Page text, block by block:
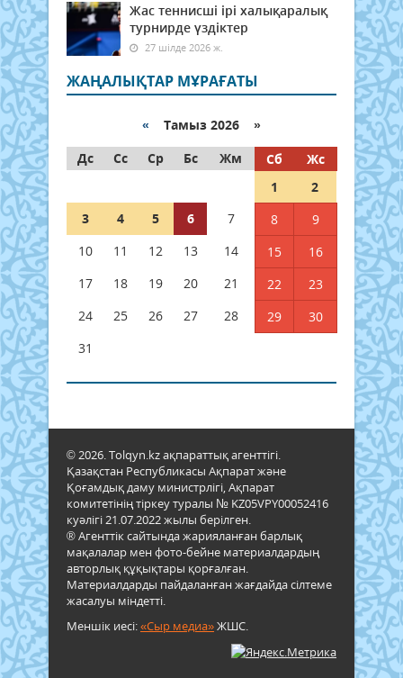
Жас теннисші ірі халықаралық
турнирде үздіктер
27 шілде 2026 ж.
ЖАҢАЛЫҚТАР МҰРАҒАТЫ
« Тамыз 2026 »
Дс
Сс Ср Бс Жм Сб
Жс
1
2
3
4 5 6 7 8
9
10
11 12 13 14 15
16
17
18 19 20 21 22
23
24
25 26 27 28 29
30
31
© 2026. Tolqyn.kz ақпараттық агенттігі.
Қазақстан Республикасы Ақпарат және
Қоғамдық даму министрлігі, Ақпарат
комитетінің тіркеу туралы № KZ05VPY00052416
куәлігі 21.07.2022 жылы берілген.
® Агенттік сайтында жарияланған барлық
мақалалар мен фото-бейне материалдардың
авторлық құқықтары қорғалған.
Материалдарды пайдаланған жағдайда сілтеме
жасалуы міндетті.
Меншік иесі:«Сыр медиа»ЖШС.